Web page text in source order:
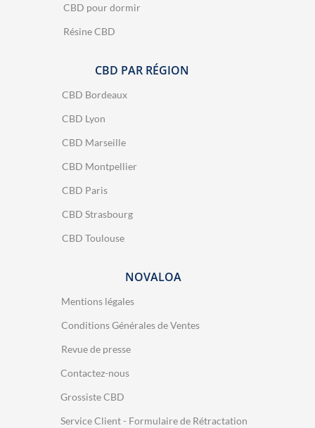
CBD pour dormir
Résine CBD
CBD PAR RÉGION
CBD Bordeaux
CBD Lyon
CBD Marseille
CBD Montpellier
CBD Paris
CBD Strasbourg
CBD Toulouse
NOVALOA
Mentions légales
Conditions Générales de Ventes
Revue de presse
Contactez-nous
Grossiste CBD
Service Client - Formulaire de Rétractation